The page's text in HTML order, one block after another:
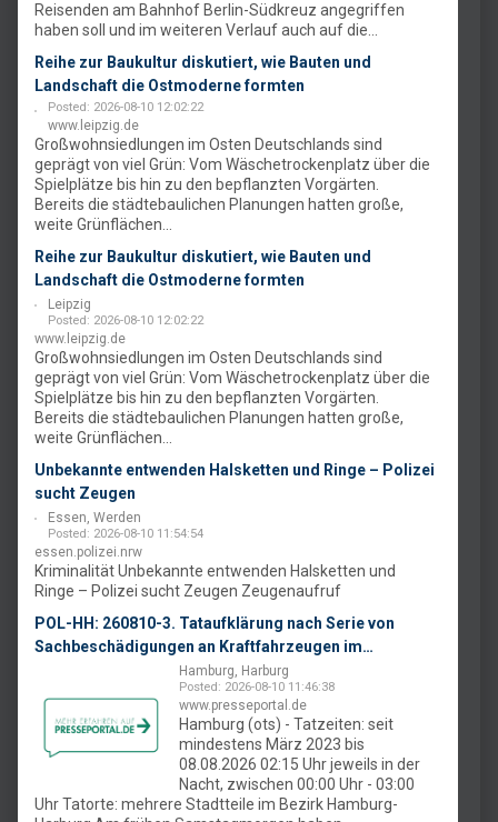
Reisenden am Bahnhof Berlin-Südkreuz angegriffen
haben soll und im weiteren Verlauf auch auf die...
Reihe zur Baukultur diskutiert, wie Bauten und
Landschaft die Ostmoderne formten
Posted: 2026-08-10 12:02:22
www.leipzig.de
Großwohnsiedlungen im Osten Deutschlands sind
geprägt von viel Grün: Vom Wäschetrockenplatz über die
Spielplätze bis hin zu den bepflanzten Vorgärten.
Bereits die städtebaulichen Planungen hatten große,
weite Grünflächen...
Reihe zur Baukultur diskutiert, wie Bauten und
Landschaft die Ostmoderne formten
Leipzig
Posted: 2026-08-10 12:02:22
www.leipzig.de
Großwohnsiedlungen im Osten Deutschlands sind
geprägt von viel Grün: Vom Wäschetrockenplatz über die
Spielplätze bis hin zu den bepflanzten Vorgärten.
Bereits die städtebaulichen Planungen hatten große,
weite Grünflächen...
Unbekannte entwenden Halsketten und Ringe – Polizei
sucht Zeugen
Essen, Werden
Posted: 2026-08-10 11:54:54
essen.polizei.nrw
Kriminalität Unbekannte entwenden Halsketten und
Ringe – Polizei sucht Zeugen Zeugenaufruf
POL-HH: 260810-3. Tataufklärung nach Serie von
Sachbeschädigungen an Kraftfahrzeugen im
Hamburg, Harburg
Posted: 2026-08-10 11:46:38
www.presseportal.de
Hamburg (ots) - Tatzeiten: seit
mindestens März 2023 bis
08.08.2026 02:15 Uhr jeweils in der
Nacht, zwischen 00:00 Uhr - 03:00
Uhr Tatorte: mehrere Stadtteile im Bezirk Hamburg-